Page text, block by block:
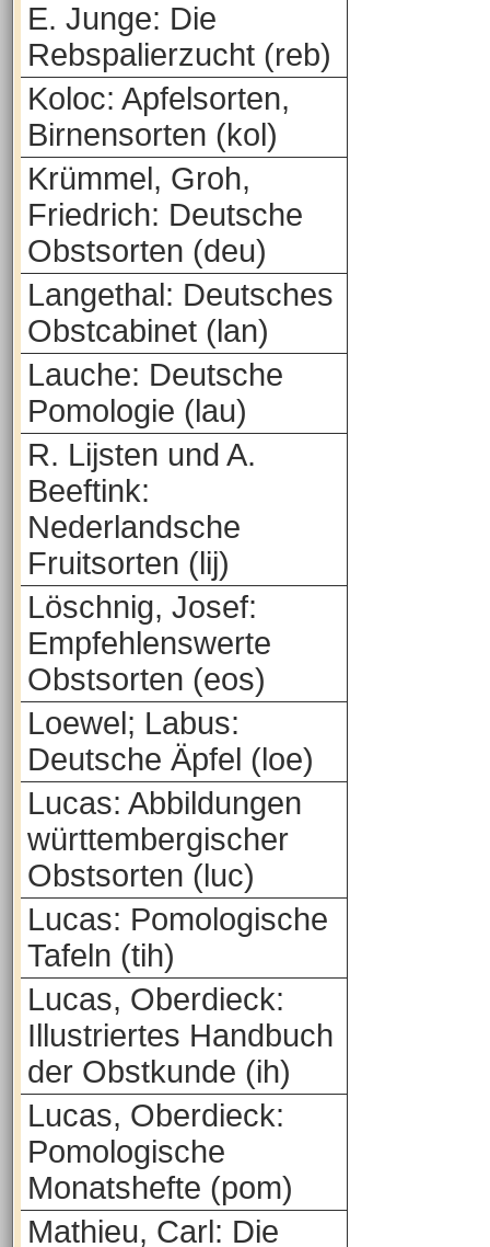
E. Junge: Die
Rebspalierzucht (reb)
Koloc: Apfelsorten,
Birnensorten (kol)
Krümmel, Groh,
Friedrich: Deutsche
Obstsorten (deu)
Langethal: Deutsches
Obstcabinet (lan)
Lauche: Deutsche
Pomologie (lau)
R. Lijsten und A.
Beeftink:
Nederlandsche
Fruitsorten (lij)
Löschnig, Josef:
Empfehlenswerte
Obstsorten (eos)
Loewel; Labus:
Deutsche Äpfel (loe)
Lucas: Abbildungen
württembergischer
Obstsorten (luc)
Lucas: Pomologische
Tafeln (tih)
Lucas, Oberdieck:
Illustriertes Handbuch
der Obstkunde (ih)
Lucas, Oberdieck:
Pomologische
Monatshefte (pom)
Mathieu, Carl: Die